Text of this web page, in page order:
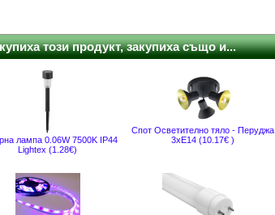
този продукт, закупиха също и...
лампа 0.06W 7500K IP44
Lightex (1.28€)
Спот Осветително тяло - Перуджа
3xE14 (10.17€ )